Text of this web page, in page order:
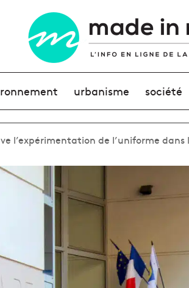
urbanisme société
l’expérimentation de l’uniforme dans